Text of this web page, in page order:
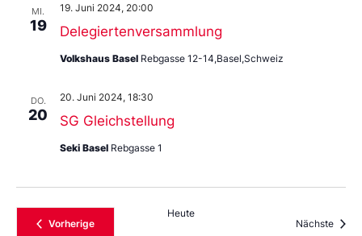
MI.
19 Delegiertenversammlung
19. Juni 2024, 20:00
Volkshaus Basel Rebgasse 12-14,Basel,Schweiz
DO.
20 SG Gleichstellung
20. Juni 2024, 18:30
Seki Basel Rebgasse 1
VorherigeVeranstaltungen
Heute
Nächste